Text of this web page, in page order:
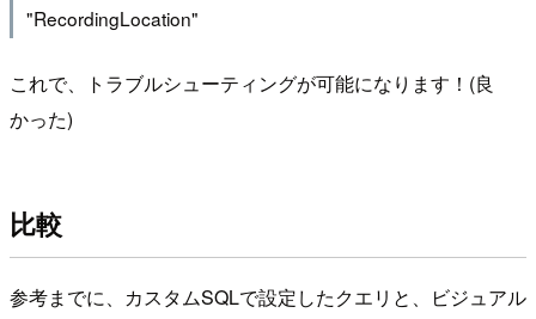
"RecordingLocation"
これで、トラブルシューティングが可能になります！(良
かった)
比較
参考までに、カスタムSQLで設定したクエリと、ビジュアル